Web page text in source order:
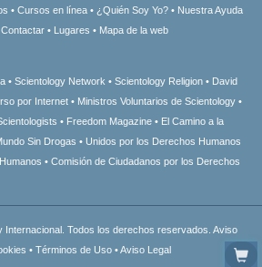
Cursos en línea ¿Quién Soy Yo?
Nuestra Ayuda
Contactar Lugares Mapa de la web
Scientology Network Scientology Religion
David
por Internet
Ministros Voluntarios de Scientology
Freedom Magazine
El Camino a la
Sin Drogas
Unidos por los Derechos Humanos
Comisión de Ciudadanos por los Derechos
Internacional. Todos los derechos reservados. Aviso
• Términos de Uso •Aviso Legal